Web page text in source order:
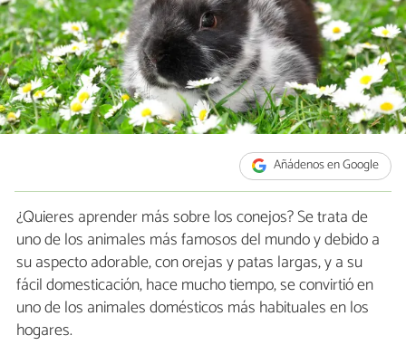
Añádenos en Google
¿Quieres aprender más sobre los conejos? Se trata de
uno de los animales más famosos del mundo y debido a
su aspecto adorable, con orejas y patas largas, y a su
fácil domesticación, hace mucho tiempo, se convirtió en
uno de los animales domésticos más habituales en los
hogares.